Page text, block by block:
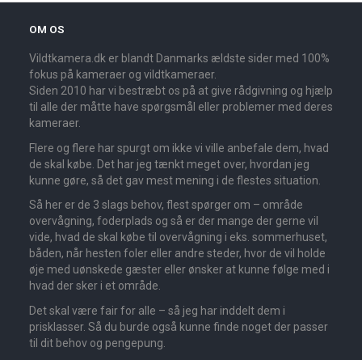
OM OS
Vildtkamera.dk er blandt Danmarks ældste sider med 100%
fokus på kameraer og vildtkameraer.
Siden 2010 har vi bestræbt os på at give rådgivning og hjælp
til alle der måtte have spørgsmål eller problemer med deres
kameraer.
Flere og flere har spurgt om ikke vi ville anbefale dem, hvad
de skal købe. Det har jeg tænkt meget over, hvordan jeg
kunne gøre, så det gav mest mening i de flestes situation.
Så her er de 3 slags behov, flest spørger om – område
overvågning, foderplads og så er der mange der gerne vil
vide, hvad de skal købe til overvågning i eks. sommerhuset,
båden, når hesten foler eller andre steder, hvor de vil holde
øje med uønskede gæster eller ønsker at kunne følge med i
hvad der sker i et område.
Det skal være fair for alle – så jeg har inddelt dem i
prisklasser. Så du burde også kunne finde noget der passer
til dit behov og pengepung.